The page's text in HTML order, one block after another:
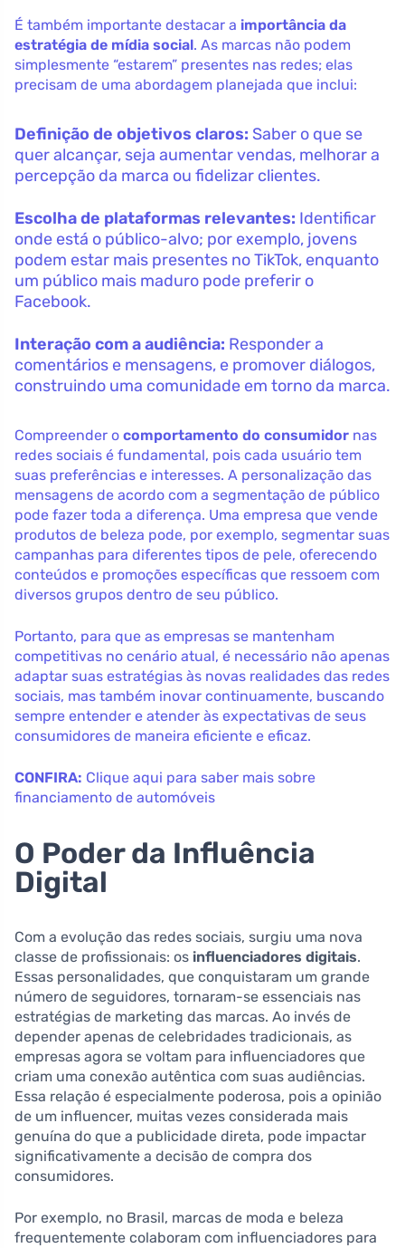
É também importante destacar a importância da
estratégia de mídia social. As marcas não podem
simplesmente “estarem” presentes nas redes; elas
precisam de uma abordagem planejada que inclui:
Definição de objetivos claros: Saber o que se
quer alcançar, seja aumentar vendas, melhorar a
percepção da marca ou fidelizar clientes.
Escolha de plataformas relevantes: Identificar
onde está o público-alvo; por exemplo, jovens
podem estar mais presentes no TikTok, enquanto
um público mais maduro pode preferir o
Facebook.
Interação com a audiência: Responder a
comentários e mensagens, e promover diálogos,
construindo uma comunidade em torno da marca.
Compreender o comportamento do consumidor nas
redes sociais é fundamental, pois cada usuário tem
suas preferências e interesses. A personalização das
mensagens de acordo com a segmentação de público
pode fazer toda a diferença. Uma empresa que vende
produtos de beleza pode, por exemplo, segmentar suas
campanhas para diferentes tipos de pele, oferecendo
conteúdos e promoções específicas que ressoem com
diversos grupos dentro de seu público.
Portanto, para que as empresas se mantenham
competitivas no cenário atual, é necessário não apenas
adaptar suas estratégias às novas realidades das redes
sociais, mas também inovar continuamente, buscando
sempre entender e atender às expectativas de seus
consumidores de maneira eficiente e eficaz.
CONFIRA: Clique aqui para saber mais sobre
financiamento de automóveis
O Poder da Influência
Digital
Com a evolução das redes sociais, surgiu uma nova
classe de profissionais: os influenciadores digitais.
Essas personalidades, que conquistaram um grande
número de seguidores, tornaram-se essenciais nas
estratégias de marketing das marcas. Ao invés de
depender apenas de celebridades tradicionais, as
empresas agora se voltam para influenciadores que
criam uma conexão autêntica com suas audiências.
Essa relação é especialmente poderosa, pois a opinião
de um influencer, muitas vezes considerada mais
genuína do que a publicidade direta, pode impactar
significativamente a decisão de compra dos
consumidores.
Por exemplo, no Brasil, marcas de moda e beleza
frequentemente colaboram com influenciadores para